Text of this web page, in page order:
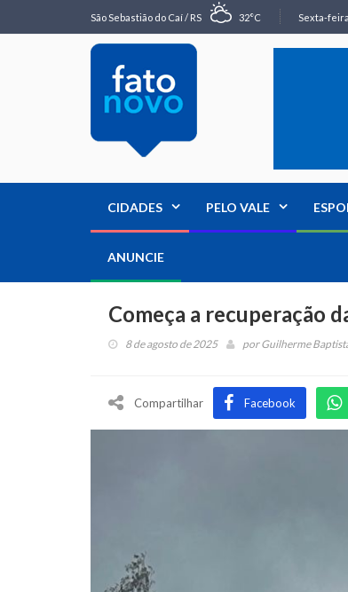
São Sebastião do Caí / RS 32°C Sexta-
CIDADES PELO VALE
ANUNCIE
Começa a recuperação
8 de agosto de 2025 porGuilherme
Compartilhar Facebook